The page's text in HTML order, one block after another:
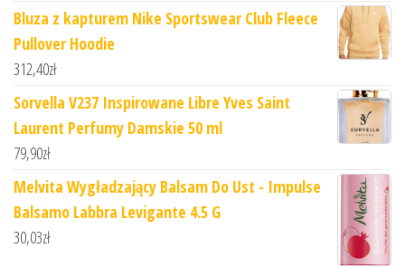
Bluza z kapturem Nike Sportswear Club Fleece
Pullover Hoodie
312,40zł
Sorvella V237 Inspirowane Libre Yves Saint
Laurent Perfumy Damskie 50 ml
79,90zł
Melvita Wygładzający Balsam Do Ust - Impulse
Balsamo Labbra Levigante 4.5 G
30,03zł